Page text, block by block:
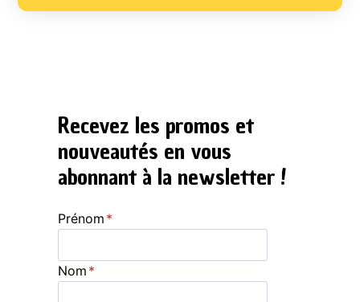
Recevez les promos et
nouveautés en vous
abonnant à la newsletter !
Prénom *
Nom *